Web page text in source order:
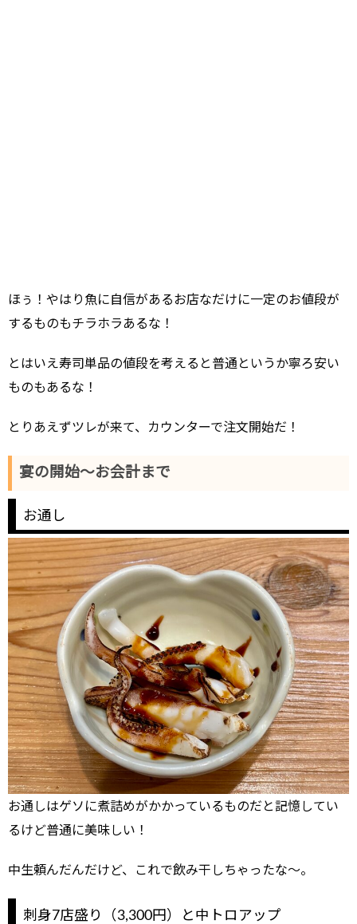
ほぅ！やはり魚に自信があるお店なだけに一定のお値段が
するものもチラホラあるな！
とはいえ寿司単品の値段を考えると普通というか寧ろ安い
ものもあるな！
とりあえずツレが来て、カウンターで注文開始だ！
宴の開始～お会計まで
お通し
お通しはゲソに煮詰めがかかっているものだと記憶してい
るけど普通に美味しい！
中生頼んだんだけど、これで飲み干しちゃったな～。
刺身7店盛り（3,300円）と中トロアップ